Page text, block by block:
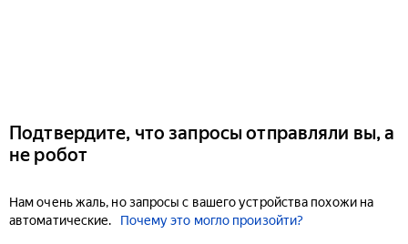
Подтвердите, что запросы отправляли вы, а
не робот
Нам очень жаль, но запросы с вашего устройства похожи на
автоматические.
Почему это могло произойти?